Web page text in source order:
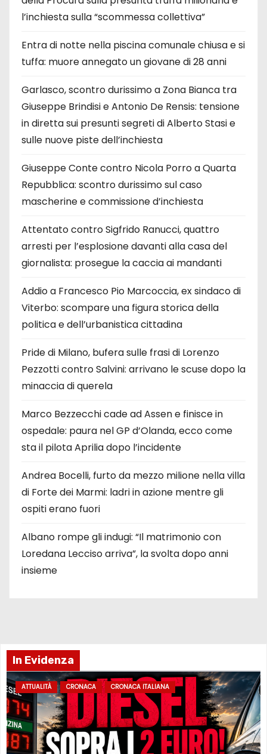
l’inchiesta sulla “scommessa collettiva”
Entra di notte nella piscina comunale chiusa e si
tuffa: muore annegato un giovane di 28 anni
Garlasco, scontro durissimo a Zona Bianca tra
Giuseppe Brindisi e Antonio De Rensis: tensione
in diretta sui presunti segreti di Alberto Stasi e
sulle nuove piste dell’inchiesta
Giuseppe Conte contro Nicola Porro a Quarta
Repubblica: scontro durissimo sul caso
mascherine e commissione d’inchiesta
Attentato contro Sigfrido Ranucci, quattro
arresti per l’esplosione davanti alla casa del
giornalista: prosegue la caccia ai mandanti
Addio a Francesco Pio Marcoccia, ex sindaco di
Viterbo: scompare una figura storica della
politica e dell’urbanistica cittadina
Pride di Milano, bufera sulle frasi di Lorenzo
Pezzotti contro Salvini: arrivano le scuse dopo la
minaccia di querela
Marco Bezzecchi cade ad Assen e finisce in
ospedale: paura nel GP d’Olanda, ecco come
sta il pilota Aprilia dopo l’incidente
Andrea Bocelli, furto da mezzo milione nella villa
di Forte dei Marmi: ladri in azione mentre gli
ospiti erano fuori
Albano rompe gli indugi: “Il matrimonio con
Loredana Lecciso arriva”, la svolta dopo anni
insieme
In Evidenza
ATTUALITÀ CRONACA CRONACA ITALIANA